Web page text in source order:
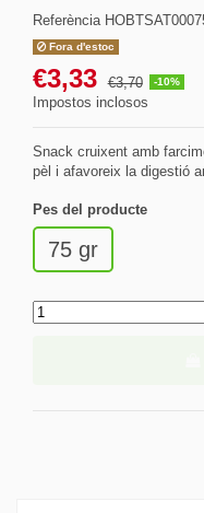
Referència
Fora d'estoc
€3,33 €3,70 -10%
Impostos inclosos
Snack cruixent amb
pèl i afavoreix la digestió
Pes del producte
75 gr